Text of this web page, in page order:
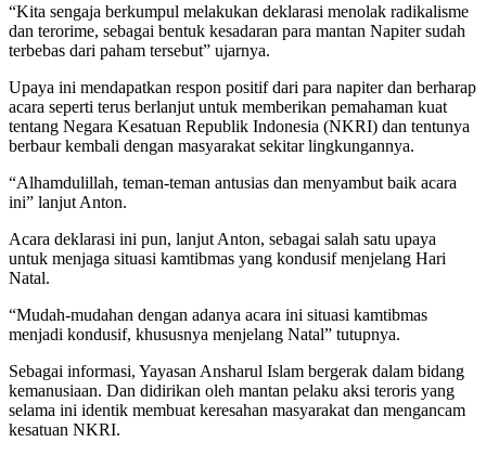
“Kita sengaja berkumpul melakukan deklarasi menolak radikalisme
dan terorime, sebagai bentuk kesadaran para mantan Napiter sudah
terbebas dari paham tersebut” ujarnya.
Upaya ini mendapatkan respon positif dari para napiter dan berharap
acara seperti terus berlanjut untuk memberikan pemahaman kuat
tentang Negara Kesatuan Republik Indonesia (NKRI) dan tentunya
berbaur kembali dengan masyarakat sekitar lingkungannya.
“Alhamdulillah, teman-teman antusias dan menyambut baik acara
ini” lanjut Anton.
Acara deklarasi ini pun, lanjut Anton, sebagai salah satu upaya
untuk menjaga situasi kamtibmas yang kondusif menjelang Hari
Natal.
“Mudah-mudahan dengan adanya acara ini situasi kamtibmas
menjadi kondusif, khususnya menjelang Natal” tutupnya.
Sebagai informasi, Yayasan Ansharul Islam bergerak dalam bidang
kemanusiaan. Dan didirikan oleh mantan pelaku aksi teroris yang
selama ini identik membuat keresahan masyarakat dan mengancam
kesatuan NKRI.